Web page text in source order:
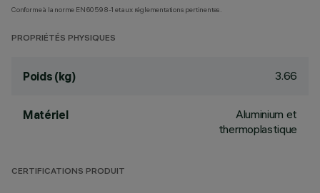
Conforme à la norme EN60598-1 et aux réglementations pertinentes.
PROPRIÉTÉS PHYSIQUES
Poids (kg) 3.66
Matériel
Aluminium et
thermoplastique
CERTIFICATIONS PRODUIT